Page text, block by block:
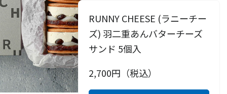
RUNNY CHEESE (ラニーチー
ズ) 羽二重あんバターチーズ
サンド 5個入
2,700円（税込）